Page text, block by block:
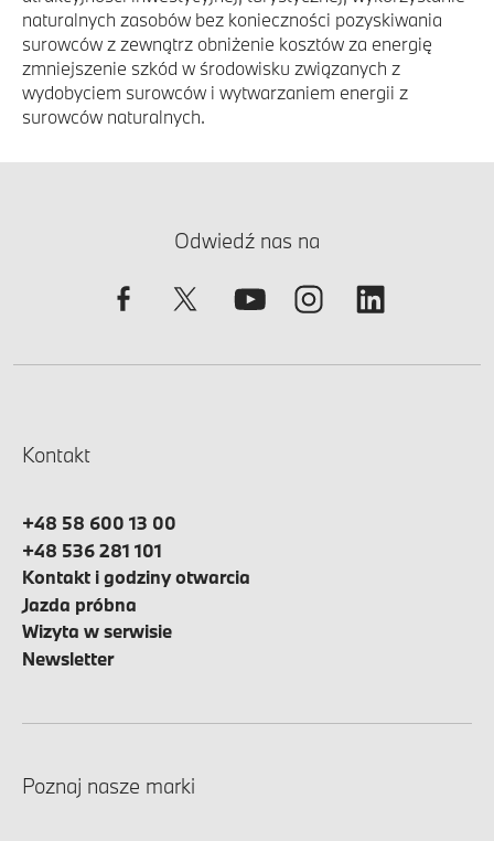
naturalnych zasobów bez konieczności pozyskiwania
surowców z zewnątrz obniżenie kosztów za energię
zmniejszenie szkód w środowisku związanych z
wydobyciem surowców i wytwarzaniem energii z
surowców naturalnych.
Odwiedź nas na
Kontakt
+48 58 600 13 00
+48 536 281 101
Kontakt i godziny otwarcia
Jazda próbna
Wizyta w serwisie
Newsletter
Poznaj nasze marki